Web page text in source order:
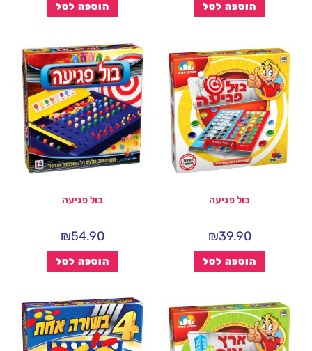
הוספה לסל הוספה לסל
בול פגיעה
₪39.90
הוספה לסל
בול פגיעה
₪54.90
הוספה לסל